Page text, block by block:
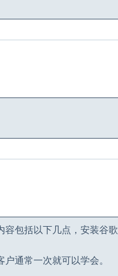
容包括以下几点，安装谷歌
通常一次就可以学会。